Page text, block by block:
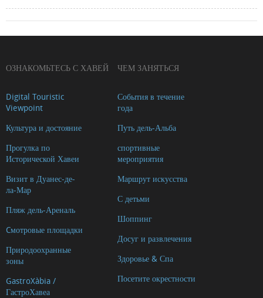
ОЗНАКОМЬТЕСЬ С ХАВЕЙ
Digital Touristic
Viewpoint
Культура и достояние
Прогулка по
Исторической Хавеи
Визит в Дуанес-де-
ла-Мар
Пляж дель-Ареналь
Cмотровые площадки
Природоохранные
зоны
GastroXàbia /
ГастроХавеа
ЧЕМ ЗАНЯТЬСЯ
События в течение
года
Путь дель-Альба
спортивные
мероприятия
Маршрут искусства
С детьми
Шоппинг
Досуг и развлечения
Здоровье & Спа
Посетите окрестности